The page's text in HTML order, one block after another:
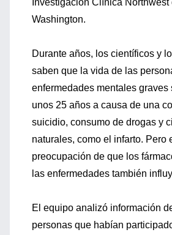
Investigación Clínica
Washington.
Durante años, los científicos y
saben que la vida de las
enfermedades mentales graves
unos 25 años a causa de una
suicidio, consumo de drogas y
naturales, como el infarto. Pero
preocupación de que los
las enfermedades también
El equipo analizó información
personas que habían